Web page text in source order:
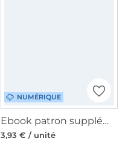
NUMÉRIQUE
Ebook patron supplément pour sac banane Lana Unikati, en allemand
3,93 € / unité